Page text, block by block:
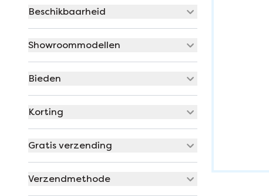
Beschikbaarheid
Showroommodellen
Bieden
Korting
Gratis verzending
Verzendmethode